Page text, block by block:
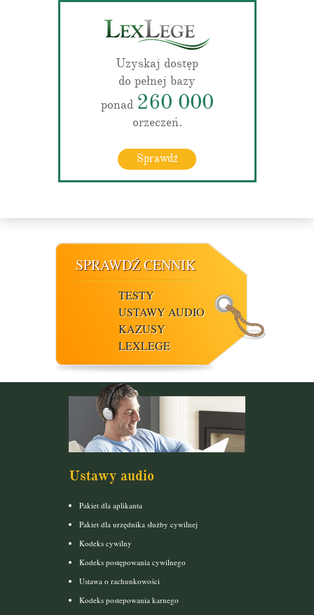
Uzyskaj dostęp
do pełnej bazy
ponad 260 000
orzeczeń.
Sprawdź
SPRAWDŹ CENNIK
TESTY
USTAWY AUDIO
KAZUSY
LEXLEGE
Ustawy audio
Pakiet dla aplikanta
Pakiet dla urzędnika służby cywilnej
Kodeks cywilny
Kodeks postępowania cywilnego
Ustawa o rachunkowości
Kodeks postepowania karnego